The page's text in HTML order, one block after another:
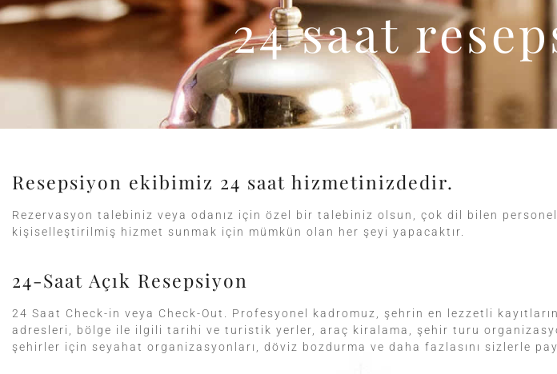
24 saat
Resepsiyon ekibimiz 24 saat hizmetinizdedir.
Rezervasyon talebiniz veya odanız için özel bir talebiniz olsun, çok dil bilen
kişiselleştirilmiş hizmet sunmak için mümkün olan her şeyi yapacaktır.
24-Saat Açık Resepsiyon
24 Saat Check-in veya Check-Out. Profesyonel kadromuz, şehrin en lezzetli
adresleri, bölge ile ilgili tarihi ve turistik yerler, araç kiralama, şehir turu
şehirler için seyahat organizasyonları, döviz bozdurma ve daha fazlasını sizlerle